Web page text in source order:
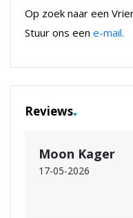
Op zoek naar een
Stuur ons een e-mail.
Reviews.
Moon Kager
17-05-2026